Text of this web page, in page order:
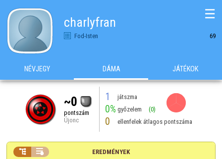
charlyfran
Fod-Isten 69
☰
NÉVJEGY DÁMA JÁTÉKOK
~0
pontszám
Újonc
1 játszma
0% győzelem (0)
0 ellenfelek átlagos pontszáma
EREDMÉNYEK
 